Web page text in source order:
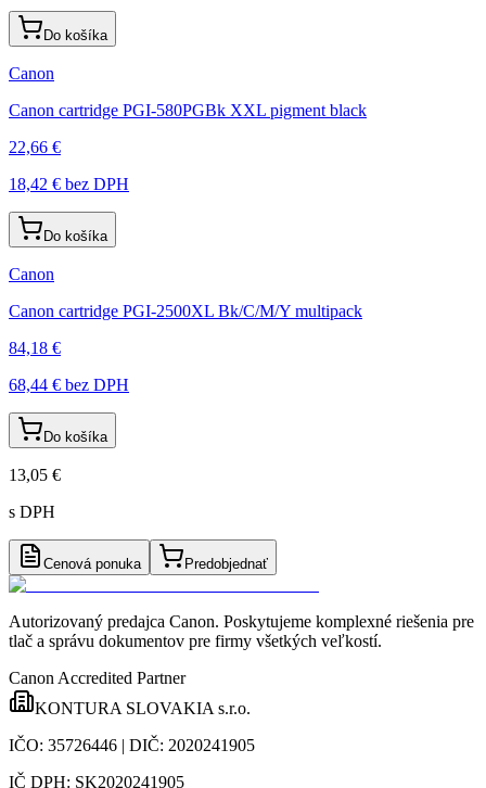
Do košíka
Canon
Canon cartridge PGI-580PGBk XXL pigment black
22,66 €
18,42 € bez DPH
Do košíka
Canon
Canon cartridge PGI-2500XL Bk/C/M/Y multipack
84,18 €
68,44 € bez DPH
Do košíka
13,05 €
s DPH
Cenová ponuka Predobjednať
Autorizovaný predajca Canon. Poskytujeme komplexné riešenia pre
tlač a správu dokumentov pre firmy všetkých veľkostí.
Canon Accredited Partner
KONTURA SLOVAKIA s.r.o.
IČO: 35726446 | DIČ: 2020241905
IČ DPH: SK2020241905